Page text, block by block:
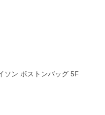
ソン ボストンバッグ 5F